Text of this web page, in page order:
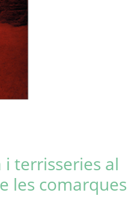
terrisseries al
les comarques